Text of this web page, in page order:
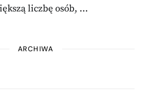
liczbę osób, …
ARCHIWA